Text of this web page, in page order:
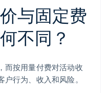
与固定费
不同？
而按用量付费对活动收
行为、收入和风险。